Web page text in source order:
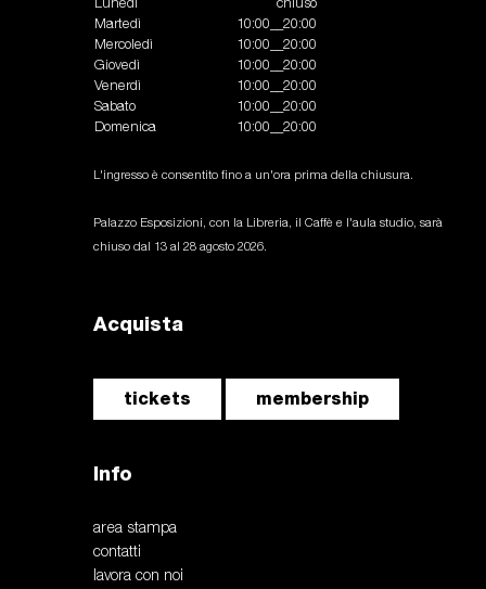
Lunedì
chiuso
Martedì
10:00__20:00
Mercoledì
10:00__20:00
Giovedì
10:00__20:00
Venerdì
10:00__20:00
Sabato
10:00__20:00
Domenica
10:00__20:00
L'ingresso è consentito fino a un'ora prima della chiusura.
Palazzo Esposizioni, con la Libreria, il Caffè e l'aula studio, sarà
chiuso dal 13 al 28 agosto 2026.
Acquista
tickets membership
Info
area stampa
contatti
lavora con noi